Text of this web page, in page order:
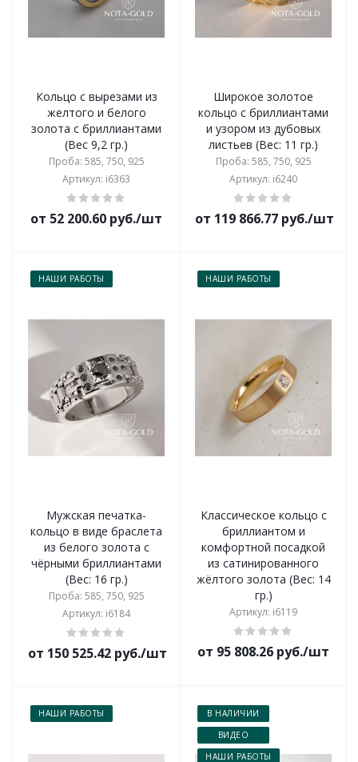
Кольцо с вырезами из
желтого и белого
золота с бриллиантами
(Вес 9,2 гр.)
Проба: 585, 750, 925
Артикул: i6363
от 52 200.60 руб./шт
Широкое золотое
кольцо с бриллиантами
и узором из дубовых
листьев (Вес: 11 гр.)
Проба: 585, 750, 925
Артикул: i6240
от 119 866.77 руб./шт
НАШИ РАБОТЫ
Мужская печатка-
кольцо в виде браслета
из белого золота с
чёрными бриллиантами
(Вес: 16 гр.)
Проба: 585, 750, 925
Артикул: i6184
от 150 525.42 руб./шт
НАШИ РАБОТЫ
Классическое кольцо с
бриллиантом и
комфортной посадкой
из сатинированного
жёлтого золота (Вес: 14
гр.)
Артикул: i6119
от 95 808.26 руб./шт
НАШИ РАБОТЫ
В НАЛИЧИИ
ВИДЕО
НАШИ РАБОТЫ